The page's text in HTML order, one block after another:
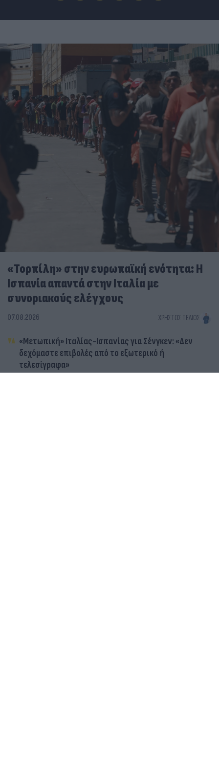
«Τορπίλη» στην ευρωπαϊκή ενότητα: Η
Ισπανία απαντά στην Ιταλία με
συνοριακούς ελέγχους
07.08.2026 ΧΡΉΣΤΟΣ ΤΈΛΙΟΣ
«Μετωπική» Ιταλίας-Ισπανίας για Σένγκεν: «Δεν
δεχόμαστε επιβολές από το εξωτερικό ή
τελεσίγραφα»